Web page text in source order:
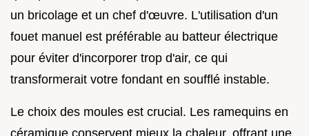
un bricolage et un chef d'œuvre. L'utilisation d'un
fouet manuel est préférable au batteur électrique
pour éviter d'incorporer trop d'air, ce qui
transformerait votre fondant en soufflé instable.
Le choix des moules est crucial. Les ramequins en
céramique conservent mieux la chaleur, offrant une